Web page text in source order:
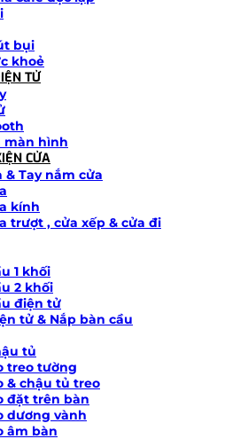
bụi
khoẻ
TỬ
màn hình
CỬA
& Tay nắm cửa
kính
trượt , cửa xếp & cửa đi
1 khối
2 khối
điện tử
tử & Nắp bàn cầu
tủ
treo tường
& chậu tủ treo
đặt trên bàn
dương vành
âm bàn